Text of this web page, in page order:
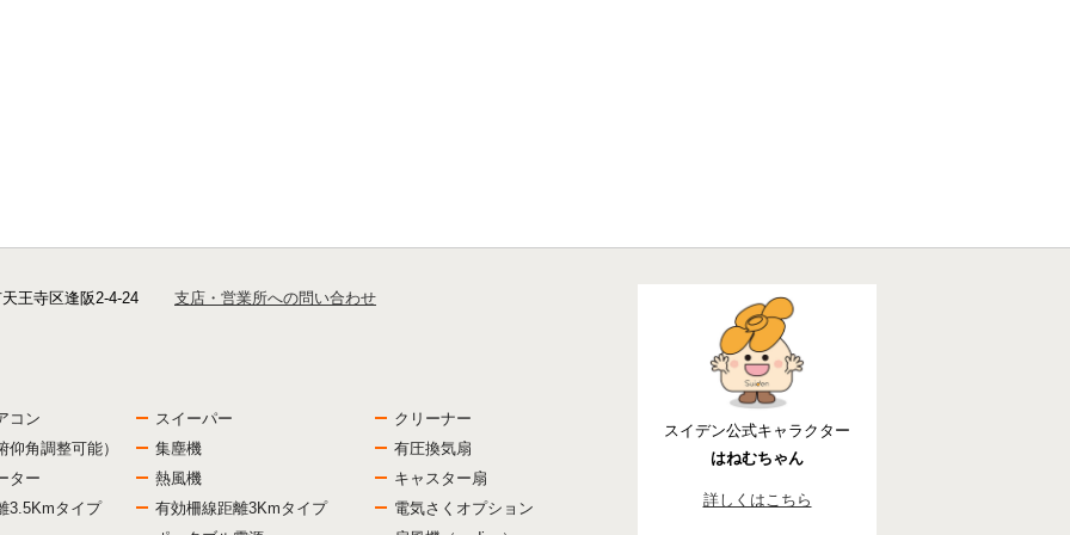
スイデン公式キャラクター
はねむちゃん
詳しくはこちら
王寺区逢阪2-4-24 支店・営業所への問い合わせ
コン スイーパー
クリーナー
仰角調整可能）
集塵機
有圧換気扇
ター
熱風機
キャスター扇
3.5Kmタイプ
有効柵線距離3Kmタイプ
電気さくオプション